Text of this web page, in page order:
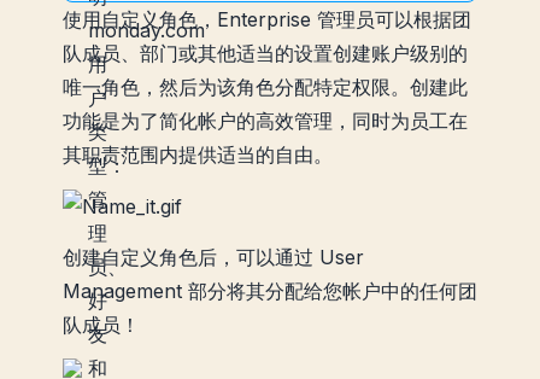
使用自定义角色，Enterprise 管理员可以根据团
队成员、部门或其他适当的设置创建账户级别的
唯一角色，然后为该角色分配特定权限。创建此
功能是为了简化帐户的高效管理，同时为员工在
其职责范围内提供适当的自由。
创建自定义角色后，可以通过 User
Management 部分将其分配给您帐户中的任何团
队成员！